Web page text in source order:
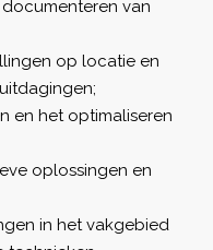
van
op locatie en
en het optimaliseren
oplossingen en
in het vakgebied